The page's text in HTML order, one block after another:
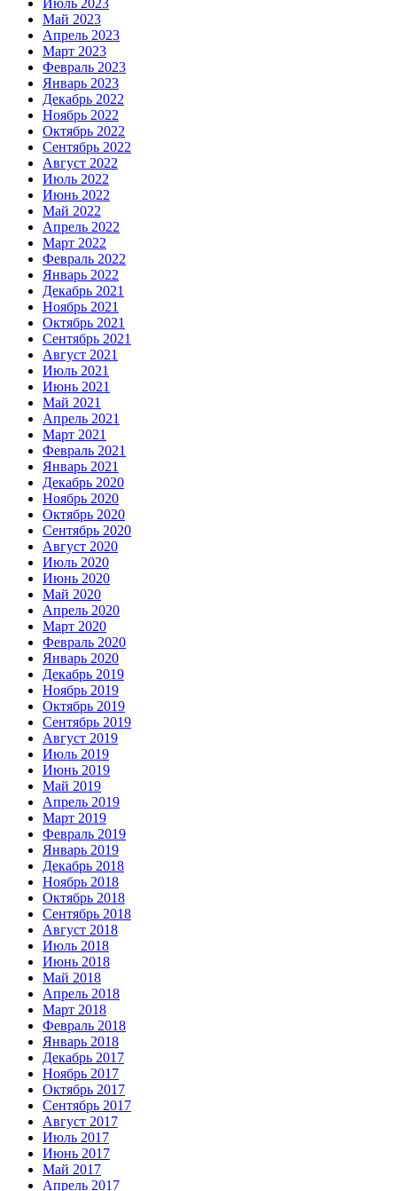
Июль 2023
Май 2023
Апрель 2023
Март 2023
Февраль 2023
Январь 2023
Декабрь 2022
Ноябрь 2022
Октябрь 2022
Сентябрь 2022
Август 2022
Июль 2022
Июнь 2022
Май 2022
Апрель 2022
Март 2022
Февраль 2022
Январь 2022
Декабрь 2021
Ноябрь 2021
Октябрь 2021
Сентябрь 2021
Август 2021
Июль 2021
Июнь 2021
Май 2021
Апрель 2021
Март 2021
Февраль 2021
Январь 2021
Декабрь 2020
Ноябрь 2020
Октябрь 2020
Сентябрь 2020
Август 2020
Июль 2020
Июнь 2020
Май 2020
Апрель 2020
Март 2020
Февраль 2020
Январь 2020
Декабрь 2019
Ноябрь 2019
Октябрь 2019
Сентябрь 2019
Август 2019
Июль 2019
Июнь 2019
Май 2019
Апрель 2019
Март 2019
Февраль 2019
Январь 2019
Декабрь 2018
Ноябрь 2018
Октябрь 2018
Сентябрь 2018
Август 2018
Июль 2018
Июнь 2018
Май 2018
Апрель 2018
Март 2018
Февраль 2018
Январь 2018
Декабрь 2017
Ноябрь 2017
Октябрь 2017
Сентябрь 2017
Август 2017
Июль 2017
Июнь 2017
Май 2017
Апрель 2017